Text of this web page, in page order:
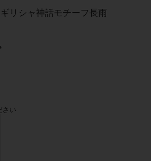
ギリシャ神話モチーフ長雨
さい